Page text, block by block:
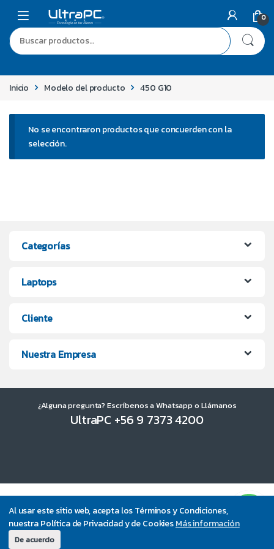
Al usar este sitio web, acepta los Términos y Condiciones,
nuestra Política de Privacidad y de CookiesMás información
De acuerdo
0
Inicio Modelo del producto 450 G10
No se encontraron productos que concuerden con la
selección.
Categorías
Laptops
Cliente
Nuestra Empresa
¿Alguna pregunta? Escríbenos a Whatsapp o Llámanos
UltraPC +56 9 7373 4200